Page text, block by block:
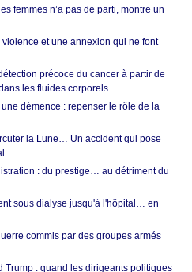
femmes n’a pas de parti, montre un
et une annexion qui ne font
précoce du cancer à partir de
les fluides corporels
démence : repenser le rôle de la
la Lune… Un accident qui pose
: du prestige… au détriment du
sous dialyse jusqu'à l'hôpital… en
commis par des groupes armés
Trump : quand les dirigeants politiques